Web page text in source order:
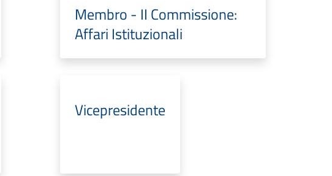
Membro - II Commissione:
Affari Istituzionali
Vicepresidente